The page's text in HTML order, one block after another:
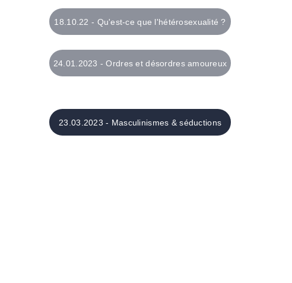
18.10.22 - Qu'est-ce que l'hétérosexualité ?
24.01.2023 - Ordres et désordres amoureux
23.03.2023 - Masculinismes & séductions